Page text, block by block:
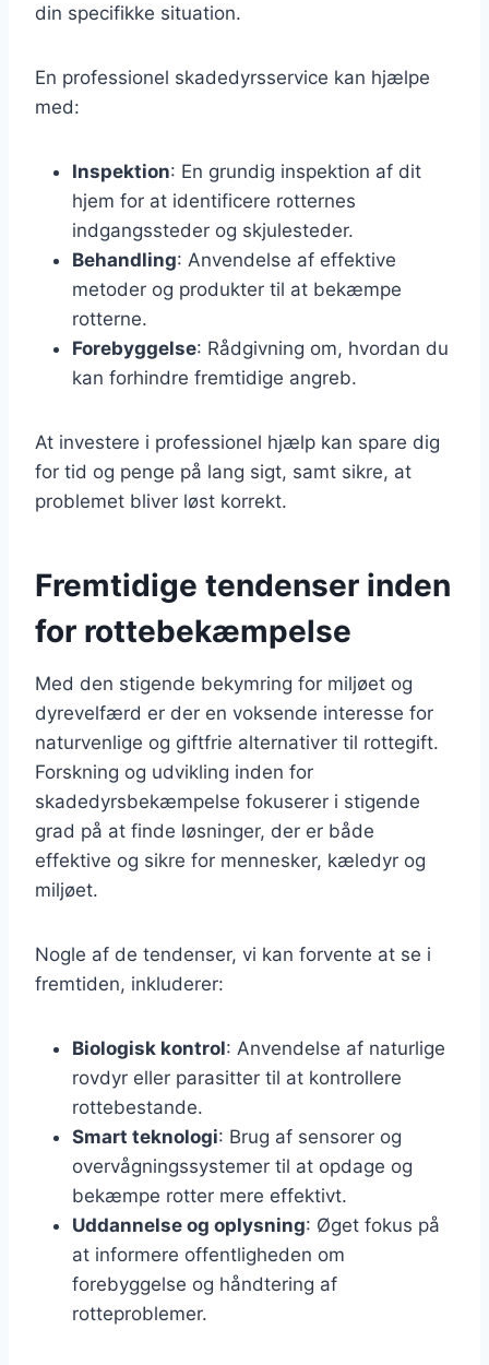
din specifikke situation.
En professionel skadedyrsservice kan hjælpe
med:
Inspektion: En grundig inspektion af dit
hjem for at identificere rotternes
indgangssteder og skjulesteder.
Behandling: Anvendelse af effektive
metoder og produkter til at bekæmpe
rotterne.
Forebyggelse: Rådgivning om, hvordan du
kan forhindre fremtidige angreb.
At investere i professionel hjælp kan spare dig
for tid og penge på lang sigt, samt sikre, at
problemet bliver løst korrekt.
Fremtidige tendenser inden
for rottebekæmpelse
Med den stigende bekymring for miljøet og
dyrevelfærd er der en voksende interesse for
naturvenlige og giftfrie alternativer til rottegift.
Forskning og udvikling inden for
skadedyrsbekæmpelse fokuserer i stigende
grad på at finde løsninger, der er både
effektive og sikre for mennesker, kæledyr og
miljøet.
Nogle af de tendenser, vi kan forvente at se i
fremtiden, inkluderer:
Biologisk kontrol: Anvendelse af naturlige
rovdyr eller parasitter til at kontrollere
rottebestande.
Smart teknologi: Brug af sensorer og
overvågningssystemer til at opdage og
bekæmpe rotter mere effektivt.
Uddannelse og oplysning: Øget fokus på
at informere offentligheden om
forebyggelse og håndtering af
rotteproblemer.